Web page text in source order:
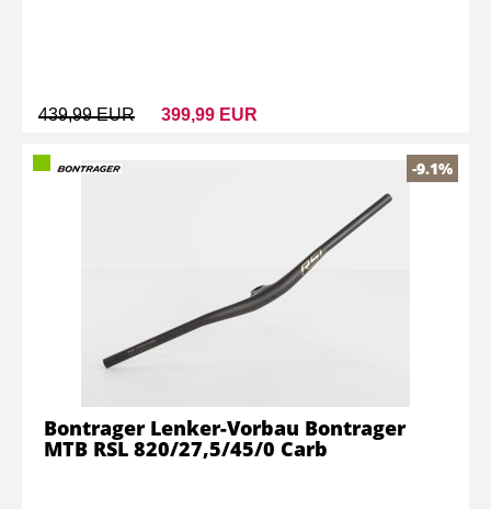
439,99 EUR 399,99 EUR
-9.1%
Bontrager Lenker-Vorbau Bontrager
MTB RSL 820/27,5/45/0 Carb